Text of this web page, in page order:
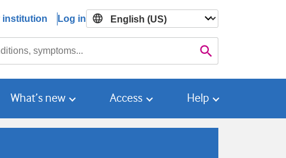
institution Log in

What’s new Access Help